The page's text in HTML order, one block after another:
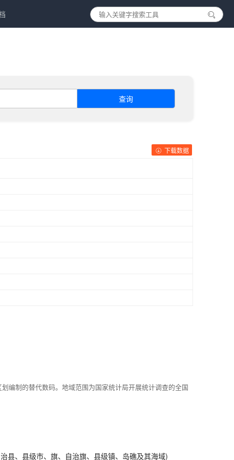
查询
下载数据
编制的替代数码。地域范围为国家统计局开展统计调查的全国
县、县级市、旗、自治旗、县级镇、岛礁及其海域)